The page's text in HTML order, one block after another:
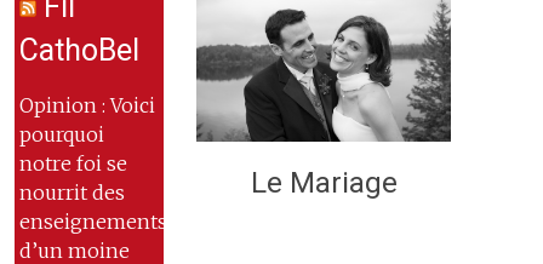
CathoBel
Opinion : Voici
pourquoi
notre foi se
nourrit des
enseignements
d’un moine
Le Mariage